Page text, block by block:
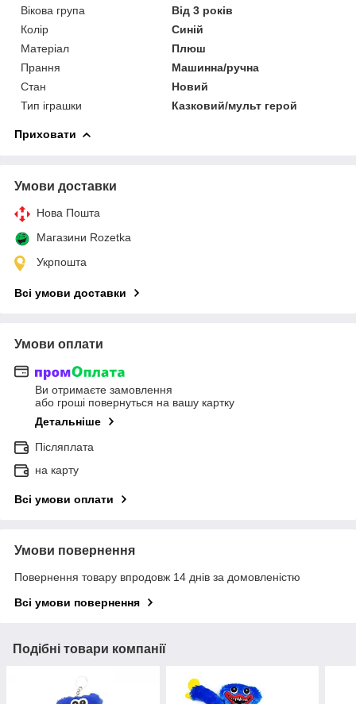
Вікова група
Від 3 років
Колір
Синій
Матеріал
Плюш
Прання
Машинна/ручна
Стан
Новий
Тип іграшки
Казковий/мульт герой
Приховати
Умови доставки
Нова Пошта
Магазини Rozetka
Укрпошта
Всі умови доставки
Умови оплати
Ви отримаєте замовлення
або гроші повернуться на вашу картку
Детальніше
Післяплата
на карту
Всі умови оплати
Умови повернення
Повернення товару впродовж 14 днів за домовленістю
Всі умови повернення
Подібні товари компанії